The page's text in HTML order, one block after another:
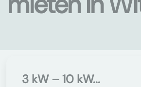
3 kW – 10 kW...